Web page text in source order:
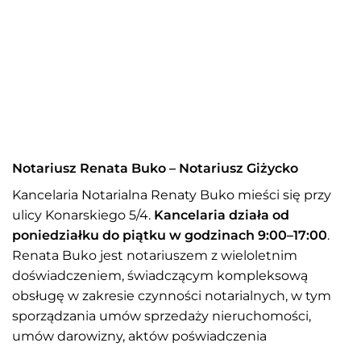
Notariusz Renata Buko – Notariusz Giżycko
Kancelaria Notarialna Renaty Buko mieści się przy
ulicy Konarskiego 5/4. Kancelaria działa od
poniedziałku do piątku w godzinach 9:00–17:00.
Renata Buko jest notariuszem z wieloletnim
doświadczeniem, świadczącym kompleksową
obsługę w zakresie czynności notarialnych, w tym
sporządzania umów sprzedaży nieruchomości,
umów darowizny, aktów poświadczenia